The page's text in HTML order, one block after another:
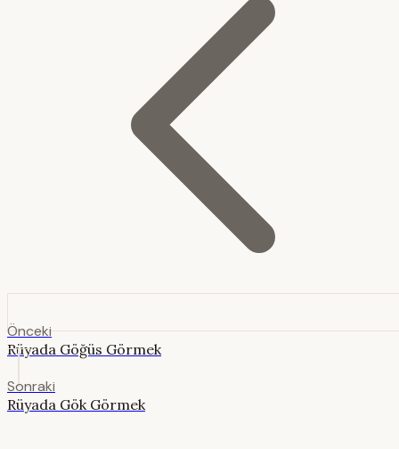
Önceki
Rüyada Göğüs Görmek
Sonraki
Rüyada Gök Görmek